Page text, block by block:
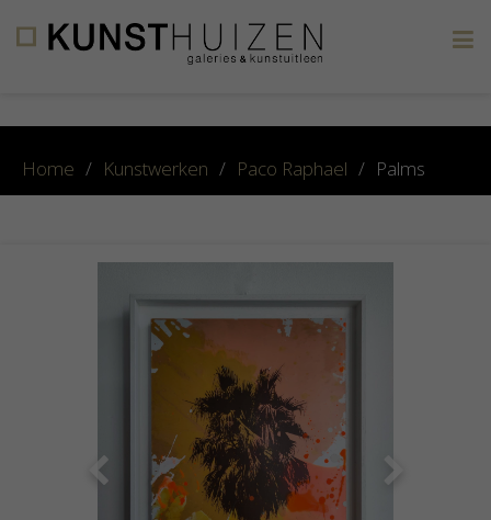
Home / Kunstwerken / Paco Raphael / Palms